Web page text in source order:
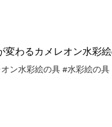
変わるカメレオン水彩
ン水彩絵の具#水彩絵の具
ASTM-D4236